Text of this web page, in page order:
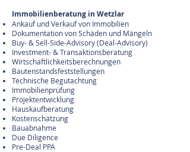
Immobilienberatung in Wetzlar
Ankauf und Verkauf von Immobilien
Dokumentation von Schäden und Mängeln
​Buy- & Sell-Side-Advisory (Deal-Advisory)
Investment- & Transaktionsberatung
Wirtschaftlichkeitsberechnungen
Bautenstandsfeststellungen
Technische Begutachtung
Immobilienprüfung
Projektentwicklung
Hauskaufberatung
Kostenschätzung
Bauabnahme
Due Diligence
Pre-Deal PPA​​